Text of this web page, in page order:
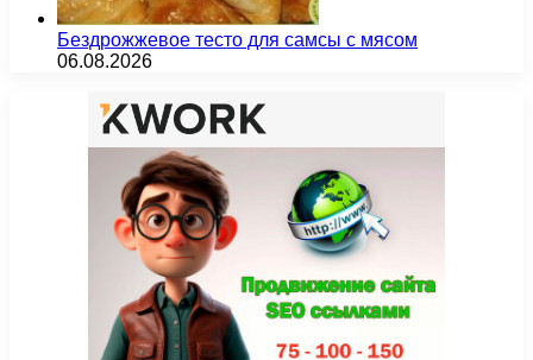
Бездрожжевое тесто для самсы с мясом
06.08.2026